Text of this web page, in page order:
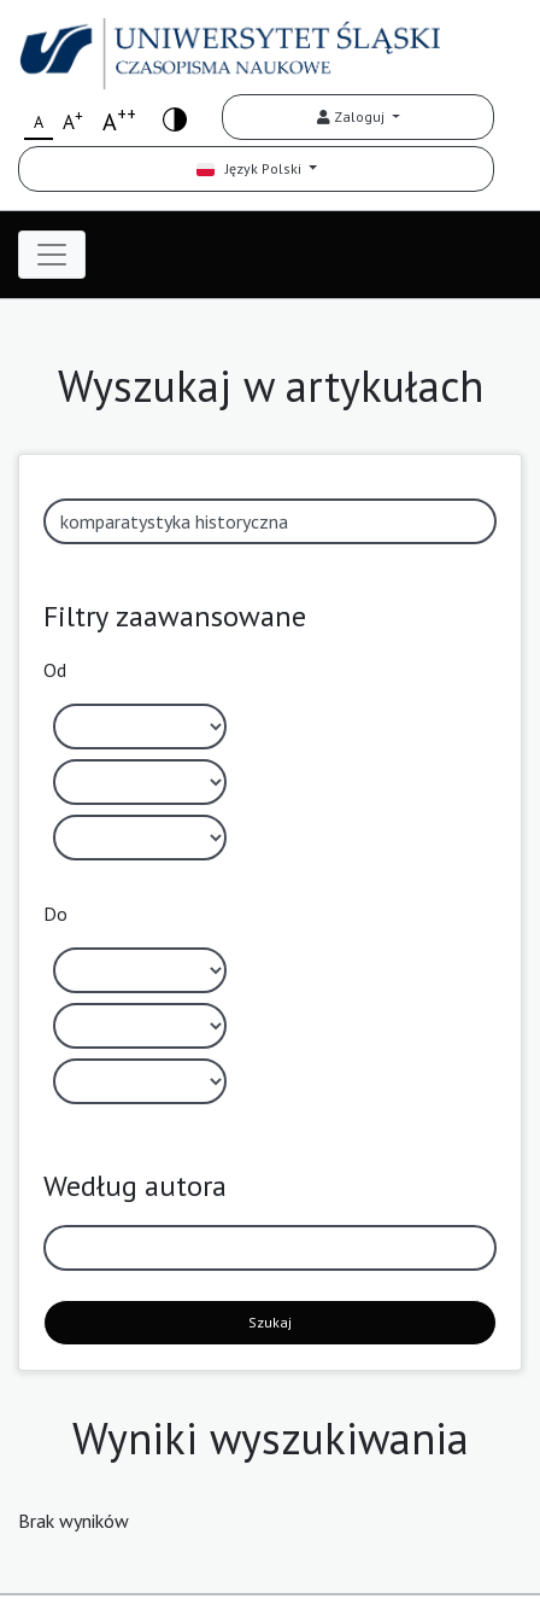
A A+ A++ Zaloguj
Język Polski
Wyszukaj w artykułach
Filtry zaawansowane
Od
Do
Według autora
Szukaj
Wyniki wyszukiwania
Brak wyników